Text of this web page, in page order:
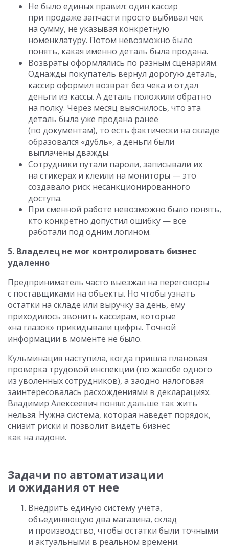
Не было единых правил: один кассир
при продаже запчасти просто выбивал чек
на сумму, не указывая конкретную
номенклатуру. Потом невозможно было
понять, какая именно деталь была продана.
Возвраты оформлялись по разным сценариям.
Однажды покупатель вернул дорогую деталь,
кассир оформил возврат без чека и отдал
деньги из кассы. А деталь положили обратно
на полку. Через месяц выяснилось, что эта
деталь была уже продана ранее
(по документам), то есть фактически на складе
образовался «дубль», а деньги были
выплачены дважды.
Сотрудники путали пароли, записывали их
на стикерах и клеили на мониторы — это
создавало риск несанкционированного
доступа.
При сменной работе невозможно было понять,
кто конкретно допустил ошибку — все
работали под одним логином.
5. Владелец не мог контролировать бизнес
удаленно
Предприниматель часто выезжал на переговоры
с поставщиками на объекты. Но чтобы узнать
остатки на складе или выручку за день, ему
приходилось звонить кассирам, которые
«на глазок» прикидывали цифры. Точной
информации в моменте не было.
Кульминация наступила, когда пришла плановая
проверка трудовой инспекции (по жалобе одного
из уволенных сотрудников), а заодно налоговая
заинтересовалась расхождениями в декларациях.
Владимир Алексеевич понял: дальше так жить
нельзя. Нужна система, которая наведет порядок,
снизит риски и позволит видеть бизнес
как на ладони.
Задачи по автоматизации
и ожидания от нее
Внедрить единую систему учета,
объединяющую два магазина, склад
и производство, чтобы остатки были точными
и актуальными в реальном времени.